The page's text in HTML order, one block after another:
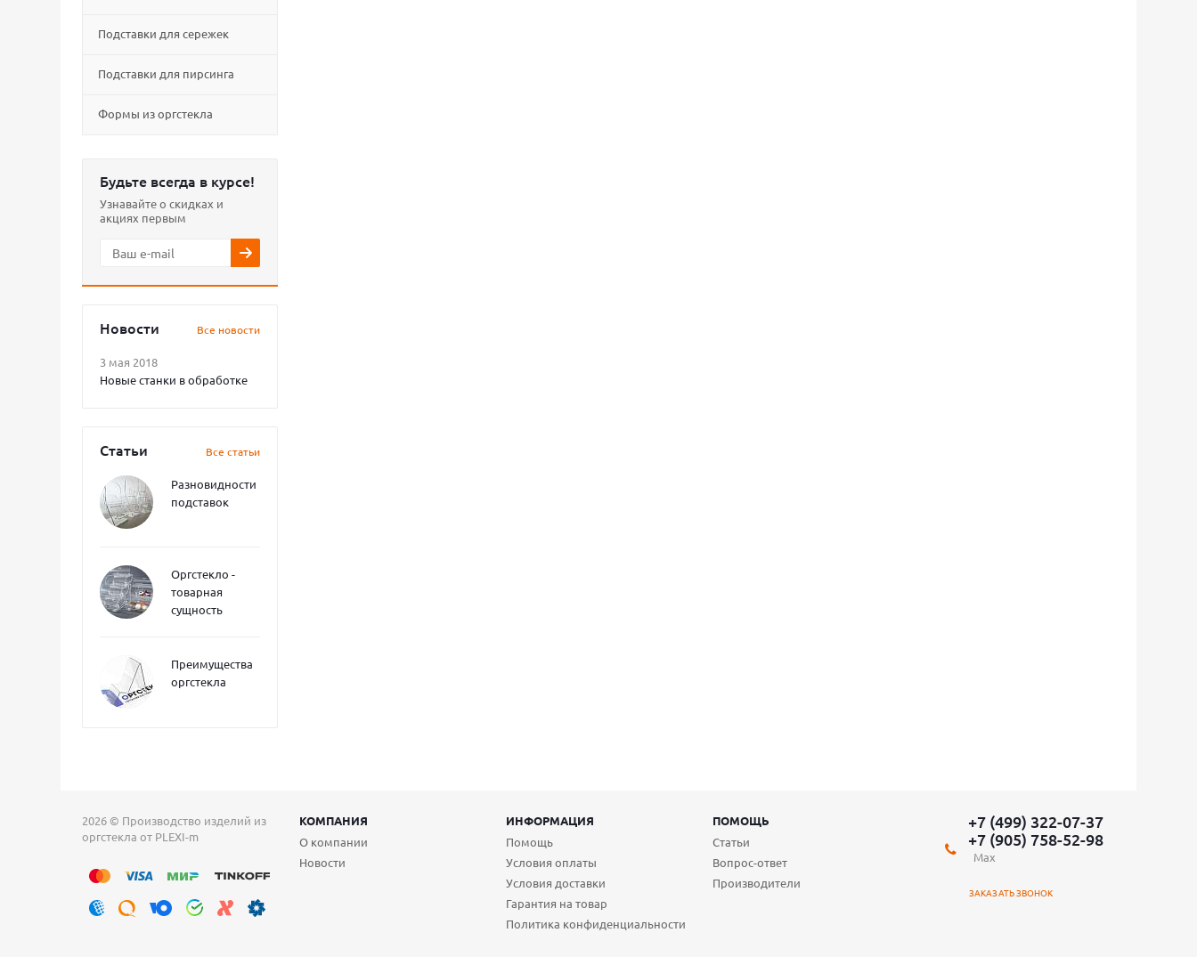
Подставки для сережек
Подставки для пирсинга
Формы из оргстекла
Будьте всегда в курсе!
Узнавайте о скидках и
акциях первым
Новости Все новости
3 мая 2018
Новые станки в обработке
Статьи Все статьи
Разновидности
подставок
Оргстекло -
товарная
сущность
Преимущества
оргстекла
2026 © Производство изделий из
оргстекла от PLEXI-m
КОМПАНИЯ ИНФОРМАЦИЯ
ПОМОЩЬ
О компании
Новости
Помощь
Условия оплаты
Условия доставки
Гарантия на товар
Политика конфиденциальности
Статьи
Вопрос-ответ
Производители
+7 (499) 322-07-37
+7 (905) 758-52-98
Max
ЗАКАЗАТЬ ЗВОНОК